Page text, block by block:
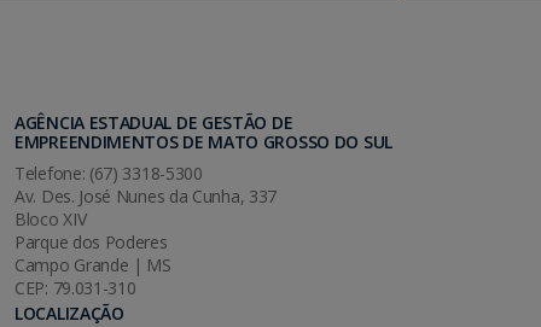
AGÊNCIA ESTADUAL DE GESTÃO DE
EMPREENDIMENTOS DE MATO GROSSO DO SUL
Telefone: (67) 3318-5300
Av. Des. José Nunes da Cunha, 337
Bloco XIV
Parque dos Poderes
Campo Grande | MS
CEP: 79.031-310
LOCALIZAÇÃO